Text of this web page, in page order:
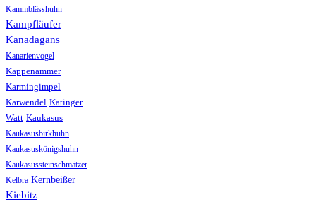
Kammblässhuhn
Kampfläufer
Kanadagans
Kanarienvogel
Kappenammer
Karmingimpel
Karwendel Katinger
Watt Kaukasus
Kaukasusbirkhuhn
Kaukasuskönigshuhn
Kaukasussteinschmätzer
Kelbra Kernbeißer
Kiebitz